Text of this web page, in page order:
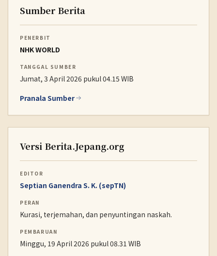
Sumber Berita
PENERBIT
NHK WORLD
TANGGAL SUMBER
Jumat, 3 April 2026 pukul 04.15 WIB
Pranala Sumber
Versi Berita.Jepang.org
EDITOR
Septian Ganendra S. K. (sepTN)
PERAN
Kurasi, terjemahan, dan penyuntingan naskah.
PEMBARUAN
Minggu, 19 April 2026 pukul 08.31 WIB